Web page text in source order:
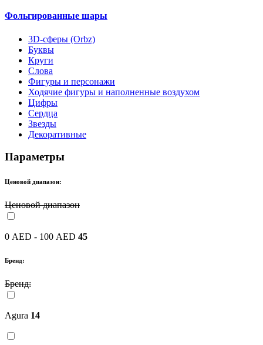
Фольгированные шары
3D-сферы (Orbz)
Буквы
Круги
Слова
Фигуры и персонажи
Ходячие фигуры и наполненные воздухом
Цифры
Сердца
Звезды
Декоративные
Параметры
Ценовой диапазон:
Ценовой диапазон
0 AED - 100 AED 45
Бренд:
Бренд:
Agura 14